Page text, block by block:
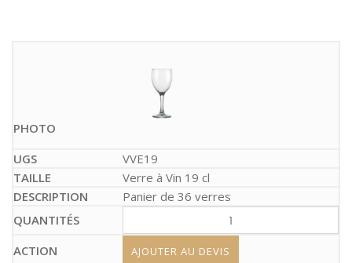
VVE19
Verre à Vin 19 cl
Panier de 36 verres
AJOUTER AU DEVIS